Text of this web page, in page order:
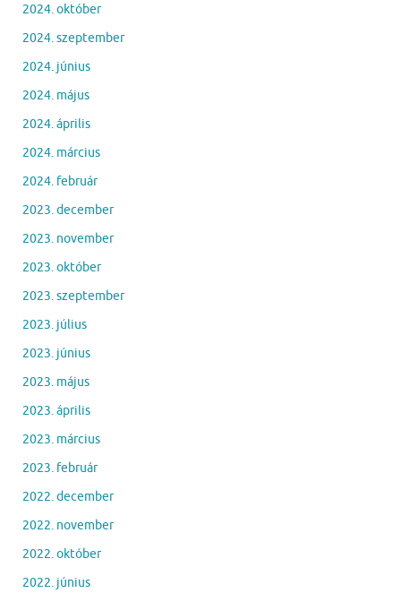
2024. október
2024. szeptember
2024. június
2024. május
2024. április
2024. március
2024. február
2023. december
2023. november
2023. október
2023. szeptember
2023. július
2023. június
2023. május
2023. április
2023. március
2023. február
2022. december
2022. november
2022. október
2022. június